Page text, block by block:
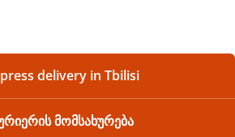
delivery in Tbilisi
მომსახურება